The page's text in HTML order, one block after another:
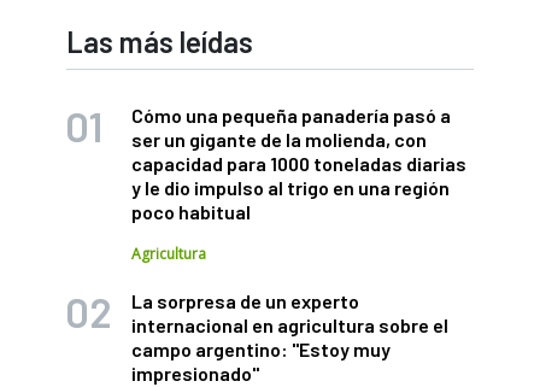
Las más leídas
Cómo una pequeña panadería pasó a
ser un gigante de la molienda, con
capacidad para 1000 toneladas diarias
y le dio impulso al trigo en una región
poco habitual
Agricultura
La sorpresa de un experto
internacional en agricultura sobre el
campo argentino: "Estoy muy
impresionado"